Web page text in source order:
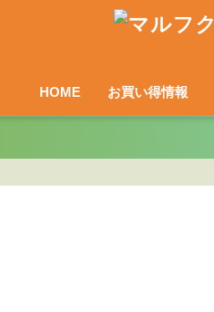
HOME お買い得情報